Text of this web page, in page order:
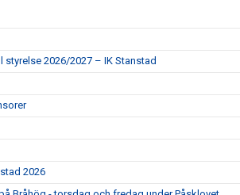
2026/2027 – IK Stanstad
2026